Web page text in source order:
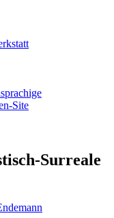
Site
Surreale